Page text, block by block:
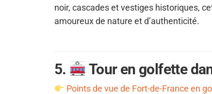
noir, cascades et vestiges historiques,
amoureux de nature et d’authenticité.
5. Tour en golfette
Points de vue de Fort-de-France en